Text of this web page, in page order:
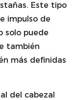
Este tipo
impulso de
solo puede
también
más definidas
del cabezal